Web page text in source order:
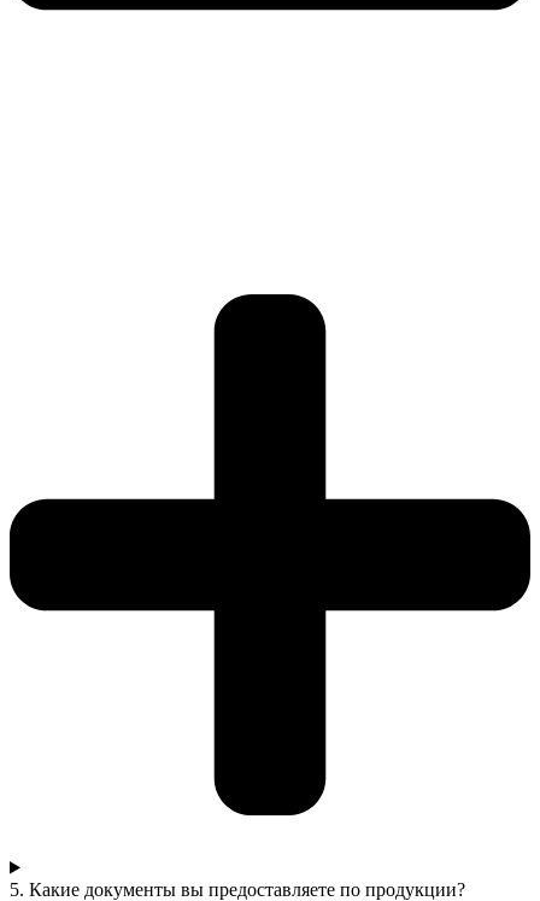
5. Какие документы вы предоставляете по продукции?